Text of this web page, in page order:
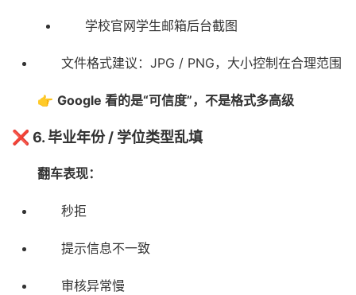
学校官网学生邮箱后台截图
文件格式建议：JPG / PNG，大小控制在合理范围
👉 Google 看的是“可信度”，不是格式多高级
❌ 6. 毕业年份 / 学位类型乱填
翻车表现：
秒拒
提示信息不一致
审核异常慢